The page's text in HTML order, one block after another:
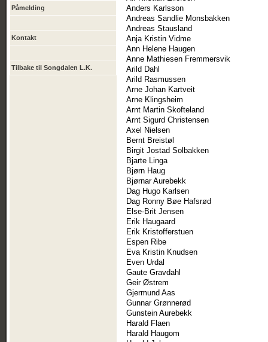
Påmelding
Kontakt
Tilbake til Songdalen L.K.
Anders Karlsson
Andreas Sandlie Monsbakken
Andreas Stausland
Anja Kristin Vidme
Ann Helene Haugen
Anne Mathiesen Fremmersvik
Arild Dahl
Arild Rasmussen
Arne Johan Kartveit
Arne Klingsheim
Arnt Martin Skofteland
Arnt Sigurd Christensen
Axel Nielsen
Bernt Breistøl
Birgit Jostad Solbakken
Bjarte Linga
Bjørn Haug
Bjørnar Aurebekk
Dag Hugo Karlsen
Dag Ronny Bøe Hafsrød
Else-Brit Jensen
Erik Haugaard
Erik Kristofferstuen
Espen Ribe
Eva Kristin Knudsen
Even Urdal
Gaute Gravdahl
Geir Østrem
Gjermund Aas
Gunnar Grønnerød
Gunstein Aurebekk
Harald Flaen
Harald Haugom